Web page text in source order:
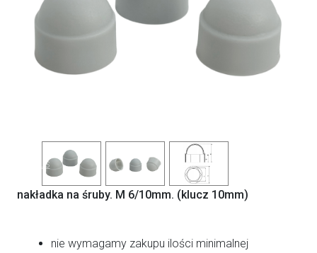
Previous
nakładka na śruby. M 6/10mm. (klucz 10mm)
nie wymagamy zakupu ilości minimalnej